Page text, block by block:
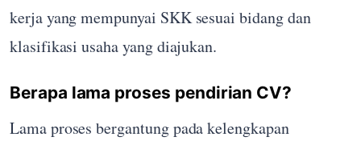
kerja yang mempunyai SKK sesuai bidang dan
klasifikasi usaha yang diajukan.
Berapa lama proses pendirian CV?
Lama proses bergantung pada kelengkapan